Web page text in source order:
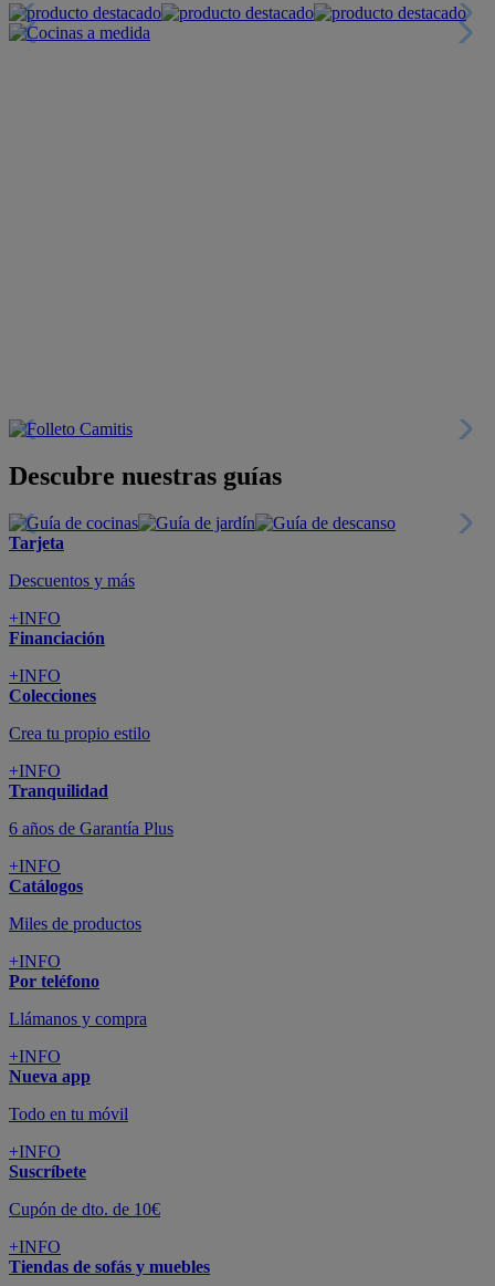
Descubre nuestras guías
Tarjeta
Descuentos y más
+INFO
Financiación
+INFO
Colecciones
Crea tu propio estilo
+INFO
Tranquilidad
6 años de Garantía Plus
+INFO
Catálogos
Miles de productos
+INFO
Por teléfono
Llámanos y compra
+INFO
Nueva app
Todo en tu móvil
+INFO
Suscríbete
Cupón de dto. de 10€
+INFO
Tiendas de sofás y muebles